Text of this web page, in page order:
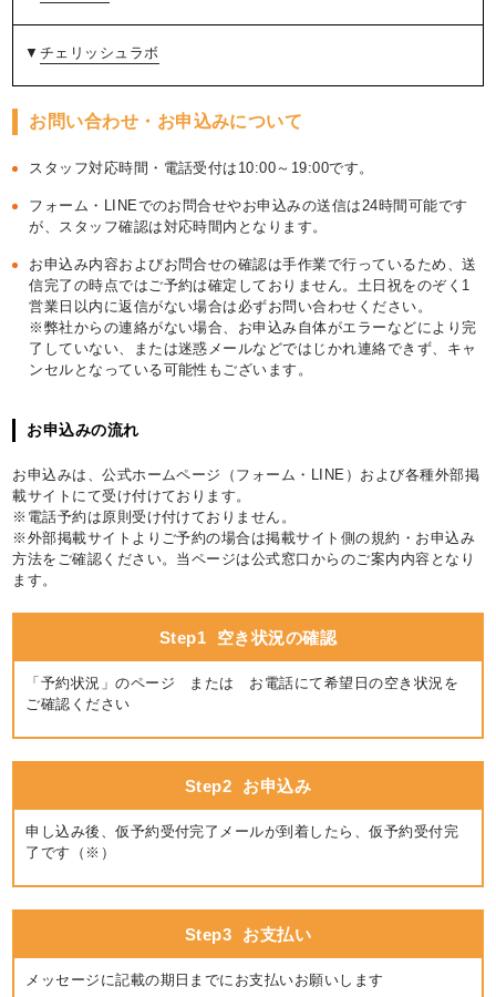
▼ チェリッシュラボ
お問い合わせ・お申込みについて
スタッフ対応時間・電話受付は10:00～19:00です。
フォーム・LINEでのお問合せやお申込みの送信は24時間可能です
が、スタッフ確認は対応時間内となります。
お申込み内容およびお問合せの確認は手作業で行っているため、送
信完了の時点ではご予約は確定しておりません。土日祝をのぞく1
営業日以内に返信がない場合は必ずお問い合わせください。
※弊社からの連絡がない場合、お申込み自体がエラーなどにより完
了していない、または迷惑メールなどではじかれ連絡できず、キャ
ンセルとなっている可能性もございます。
お申込みの流れ
お申込みは、公式ホームページ（フォーム・LINE）および各種外部掲
載サイトにて受け付けております。
※電話予約は原則受け付けておりません。
※外部掲載サイトよりご予約の場合は掲載サイト側の規約・お申込み
方法をご確認ください。当ページは公式窓口からのご案内内容となり
ます。
Step1 空き状況の確認
「予約状況」のページ または お電話にて希望日の空き状況を
ご確認ください
Step2 お申込み
申し込み後、仮予約受付完了メールが到着したら、仮予約受付完
了です（※）
Step3 お支払い
メッセージに記載の期日までにお支払いお願いします